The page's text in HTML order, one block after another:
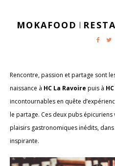
MOKAFOOD |
Rencontre, passion et partage sont
naissance à HC La Ravoire puis à
incontournables en quête
le partage. Ces deux pubs
plaisirs gastronomiques inédits,
inspirante.